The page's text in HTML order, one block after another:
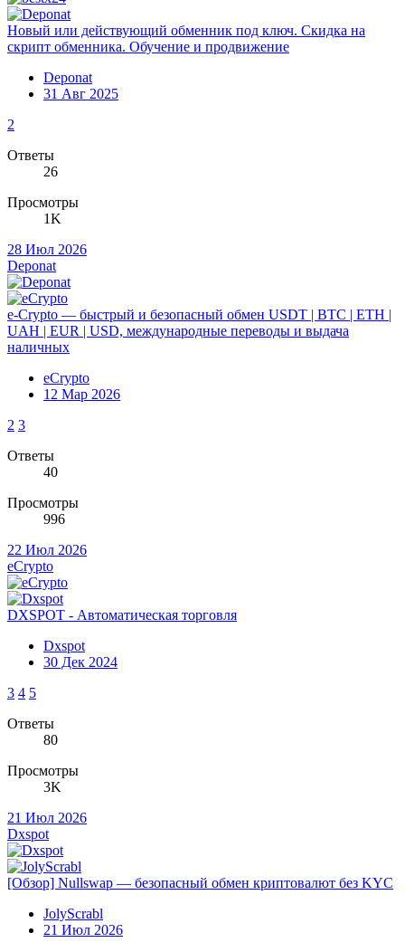
Новый или действующий обменник под ключ. Скидка на
скрипт обменника. Обучение и продвижение
Deponat
31 Авг 2025
2
Ответы
26
Просмотры
1K
28 Июл 2026
Deponat
e-Crypto — быстрый и безопасный обмен USDT | BTC | ETH |
UAH | EUR | USD, международные переводы и выдача
наличных
eCrypto
12 Мар 2026
2 3
Ответы
40
Просмотры
996
22 Июл 2026
eCrypto
DXSPOT - Автоматическая торговля
Dxspot
30 Дек 2024
3 4 5
Ответы
80
Просмотры
3K
21 Июл 2026
Dxspot
[Обзор] Nullswap — безопасный обмен криптовалют без KYC
JolyScrabl
21 Июл 2026